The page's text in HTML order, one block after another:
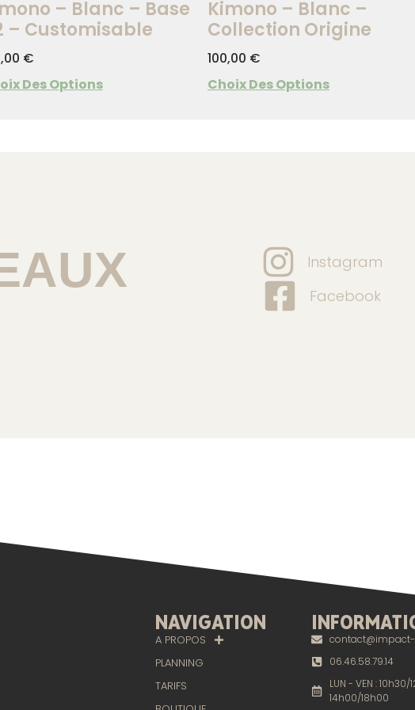
– Blanc – Base
– Customisable
€
Des Options
Kimono – Blanc –
Collection Origine
100,00 €
Choix Des Options
Instagram
Facebook
NAVIGATION
A PROPOS
PLANNING
TARIFS
contact@impact-
06.46.58.79.14
LUN - VEN : 10h30/
14h00/18h00